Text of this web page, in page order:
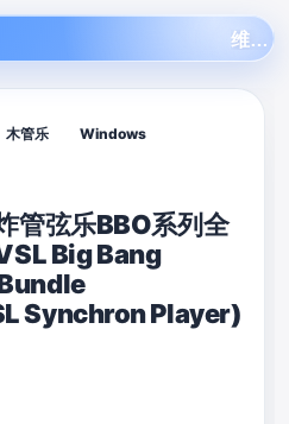
木管乐 Windows
管弦乐BBO系列全
Big Bang
Synchron Player)
维也纳大爆炸管弦乐BBO系列全套音色库！VSL Big Bang Orchestra Bundle Library(VSL Synchron Player)